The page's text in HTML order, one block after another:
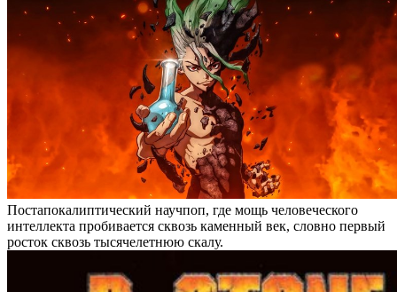
Постапокалиптический научпоп, где мощь человеческого
интеллекта пробивается сквозь каменный век, словно первый
росток сквозь тысячелетнюю скалу.